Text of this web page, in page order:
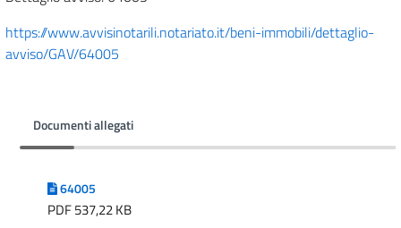
https://www.avvisinotarili.notariato.it/beni-immobili/dettaglio-
avviso/GAV/64005
Documenti allegati
64005
PDF 537,22 KB